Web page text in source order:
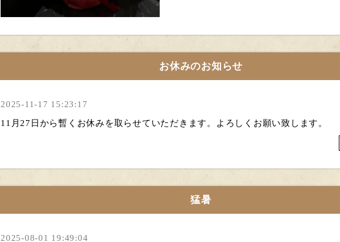
お休みのお知らせ
2025-11-17 15:23:17
11月27日から暫くお休みを取らせていただきます。よろしくお願い致します。
猛暑
2025-08-01 19:49:04